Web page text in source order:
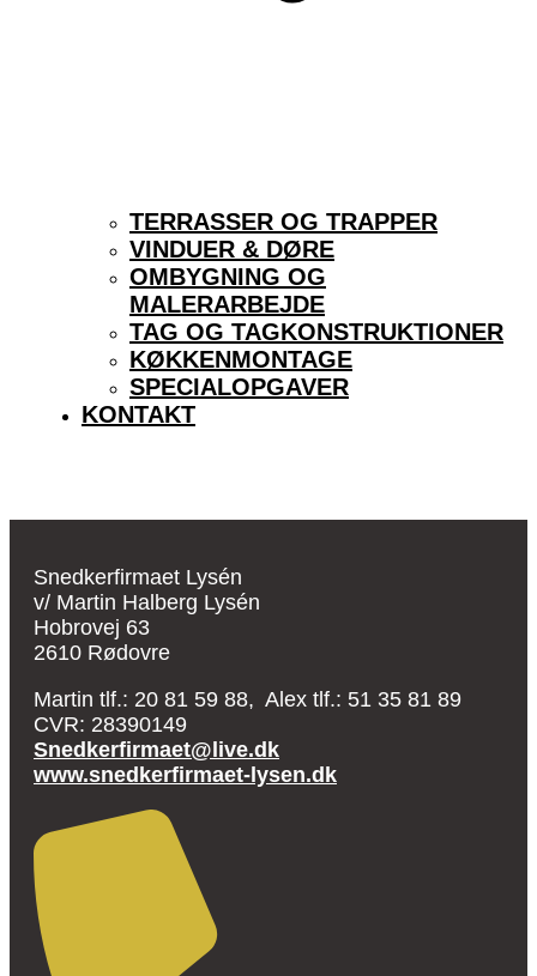
TERRASSER OG TRAPPER
VINDUER & DØRE
OMBYGNING OG
MALERARBEJDE
TAG OG TAGKONSTRUKTIONER
KØKKENMONTAGE
SPECIALOPGAVER
KONTAKT
Snedkerfirmaet Lysén
v/ Martin Halberg Lysén
Hobrovej 63
2610 Rødovre
Martin tlf.: 20 81 59 88, Alex tlf.: 51 35 81 89
CVR: 28390149
Snedkerfirmaet@live.dk
www.snedkerfirmaet-lysen.dk